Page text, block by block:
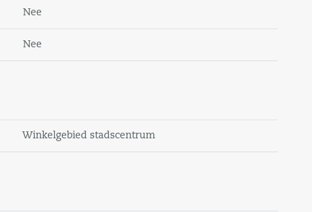
parkeervoorzieningen.
bij vooruitbetaling per kwartaal.
Nee
Nee
Winkelgebied stadscentrum